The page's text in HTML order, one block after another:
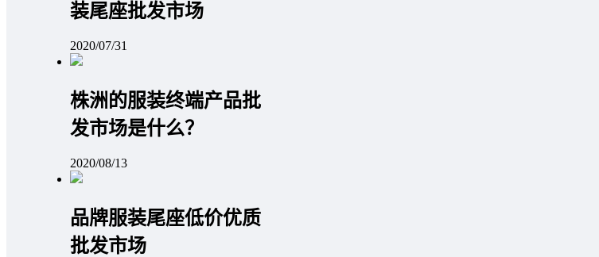
装尾座批发市场
2020/07/31
株洲的服装终端产品批
发市场是什么？
2020/08/13
品牌服装尾座低价优质
批发市场